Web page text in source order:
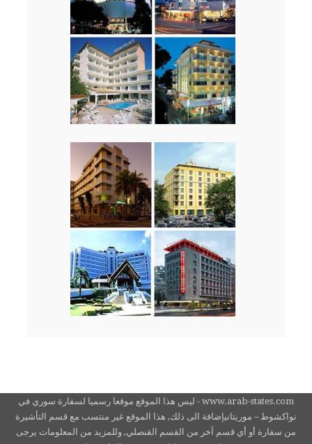
www.arab-states.com - ليس هذا الموقع موقعا رسميا لسفارة سوري في
نواكشوط – موريتانيإضافة الى ذلك, هذا الموقع غير منتسب مع قسم التأشيرة
من سفارة أو أي قسم آخر من القسم القنصلي, وللمزيد من المعلومات يرجى